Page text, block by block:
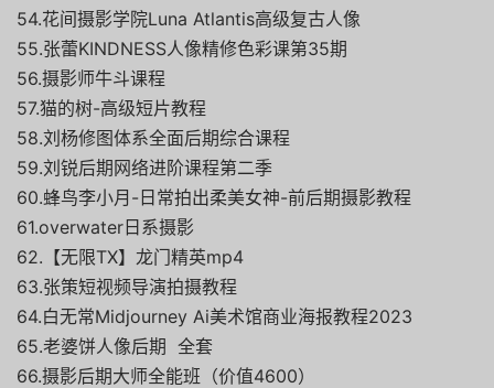
54.花间摄影学院Luna Atlantis高级复古人像
55.张蕾KINDNESS人像精修色彩课第35期
56.摄影师牛斗课程
57.猫的树-高级短片教程
58.刘杨修图体系全面后期综合课程
59.刘锐后期网络进阶课程第二季
60.蜂鸟李小月-日常拍出柔美女神-前后期摄影教程
61.overwater日系摄影
62.【无限TX】龙门精英mp4
63.张策短视频导演拍摄教程
64.白无常Midjourney Ai美术馆商业海报教程2023
65.老婆饼人像后期 全套
66.摄影后期大师全能班（价值4600）